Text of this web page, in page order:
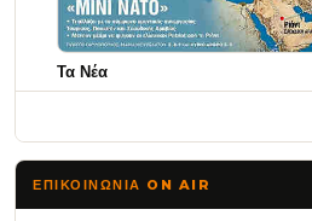
Τα Νέα
ΕΠΙΚΟΙΝΩΝΊΑ ON AIR